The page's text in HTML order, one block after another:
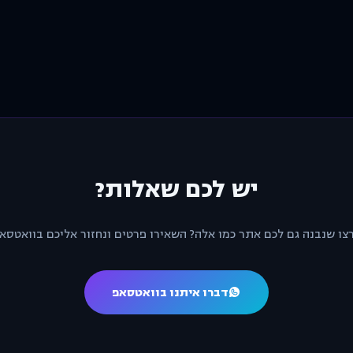
יש לכם שאלות?
שנבנה גם לכם אתר כמו אלה? השאירו פרטים ונחזור אליכם
דברו איתנו בוואטסאפ